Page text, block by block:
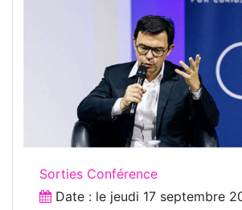
Sorties Conférence
Date : le jeudi 17 septembre